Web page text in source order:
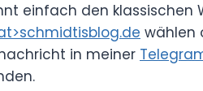
einfach den klassischen
wählen
in meiner